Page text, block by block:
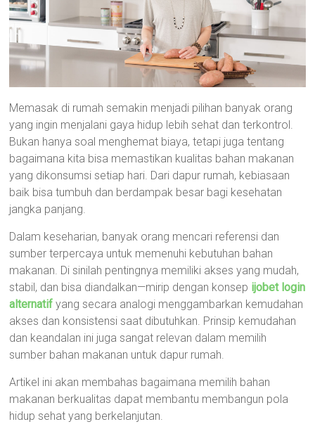
Memasak di rumah semakin menjadi pilihan banyak orang
yang ingin menjalani gaya hidup lebih sehat dan terkontrol.
Bukan hanya soal menghemat biaya, tetapi juga tentang
bagaimana kita bisa memastikan kualitas bahan makanan
yang dikonsumsi setiap hari. Dari dapur rumah, kebiasaan
baik bisa tumbuh dan berdampak besar bagi kesehatan
jangka panjang.
Dalam keseharian, banyak orang mencari referensi dan
sumber terpercaya untuk memenuhi kebutuhan bahan
makanan. Di sinilah pentingnya memiliki akses yang mudah,
stabil, dan bisa diandalkan—mirip dengan konsep ijobet login
alternatif yang secara analogi menggambarkan kemudahan
akses dan konsistensi saat dibutuhkan. Prinsip kemudahan
dan keandalan ini juga sangat relevan dalam memilih
sumber bahan makanan untuk dapur rumah.
Artikel ini akan membahas bagaimana memilih bahan
makanan berkualitas dapat membantu membangun pola
hidup sehat yang berkelanjutan.